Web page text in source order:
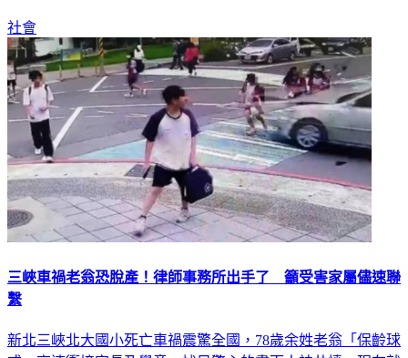
社會
三峽車禍老翁恐脫產！律師事務所出手了 籲受害家屬儘速聯
繫
新北三峽北大國小死亡車禍震驚全國，78歲余姓老翁「保齡球